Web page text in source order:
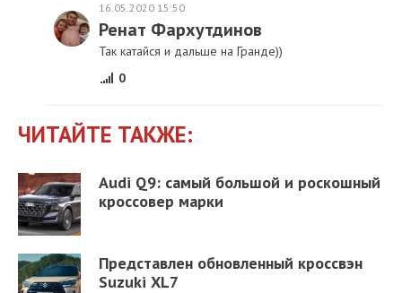
16.05.2020 15:50
Ренат Фархутдинов
Так катайся и дальше на Гранде))
0
ЧИТАЙТЕ ТАКЖЕ:
Audi Q9: самый большой и роскошный
кроссовер марки
Представлен обновленный кроссвэн
Suzuki XL7